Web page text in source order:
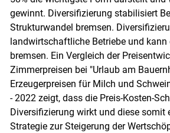
gewinnt. Diversifizierung stabilisiert
Strukturwandel bremsen.
landwirtschaftliche Betriebe und kann
bremsen. Ein Vergleich der
Zimmerpreisen bei "Urlaub am
Erzeugerpreisen für Milch und
- 2022 zeigt, dass die Preis-Kosten-
Diversifizierung wirkt und diese somit
Strategie zur Steigerung der